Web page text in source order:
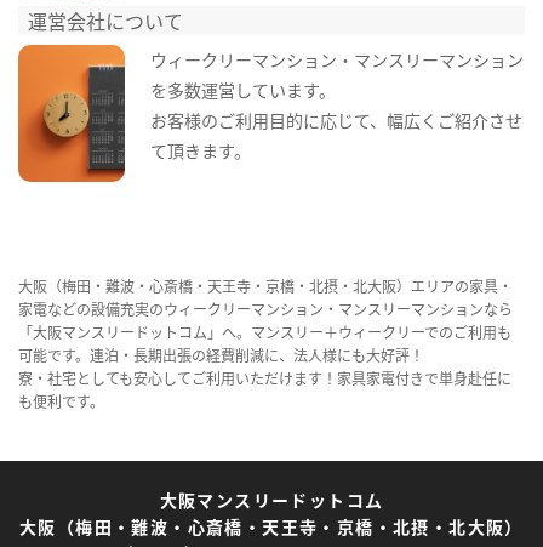
運営会社について
ウィークリーマンション・マンスリーマンション
を多数運営しています。
お客様のご利用目的に応じて、幅広くご紹介させ
て頂きます。
大阪（梅田・難波・心斎橋・天王寺・京橋・北摂・北大阪）エリアの家具・
家電などの設備充実のウィークリーマンション・マンスリーマンションなら
「大阪マンスリードットコム」へ。マンスリー＋ウィークリーでのご利用も
可能です。連泊・長期出張の経費削減に、法人様にも大好評！
寮・社宅としても安心してご利用いただけます！家具家電付きで単身赴任に
も便利です。
大阪マンスリードットコム
大阪（梅田・難波・心斎橋・天王寺・京橋・北摂・北大阪）